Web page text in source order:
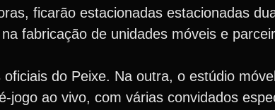
ficarão estacionadas estacionadas
fabricação de unidades móveis e
do Peixe. Na outra, o estúdio
jogo ao vivo, com várias convidados